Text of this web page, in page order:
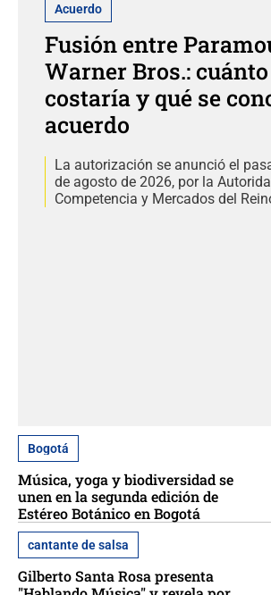
Acuerdo
Fusión entre
Warner Bros.: cuánto
costaría y qué se
acuerdo
La autorización se anunció el
de agosto de 2026, por la
Competencia y Mercados del
Bogotá
Música, yoga y biodiversidad se
unen en la segunda edición de
Estéreo Botánico en Bogotá
cantante de salsa
Gilberto Santa Rosa presenta